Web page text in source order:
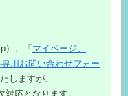
）、「 マイページ、
用お問い合わせフォー
しますが、
応となります。